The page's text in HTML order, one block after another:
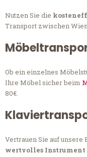
Nutzen Sie die
Transport zwischen
Ob ein einzelnes
Ihre Möbel sicher beim
80€.
Vertrauen Sie auf unsere
wertvolles Instrument